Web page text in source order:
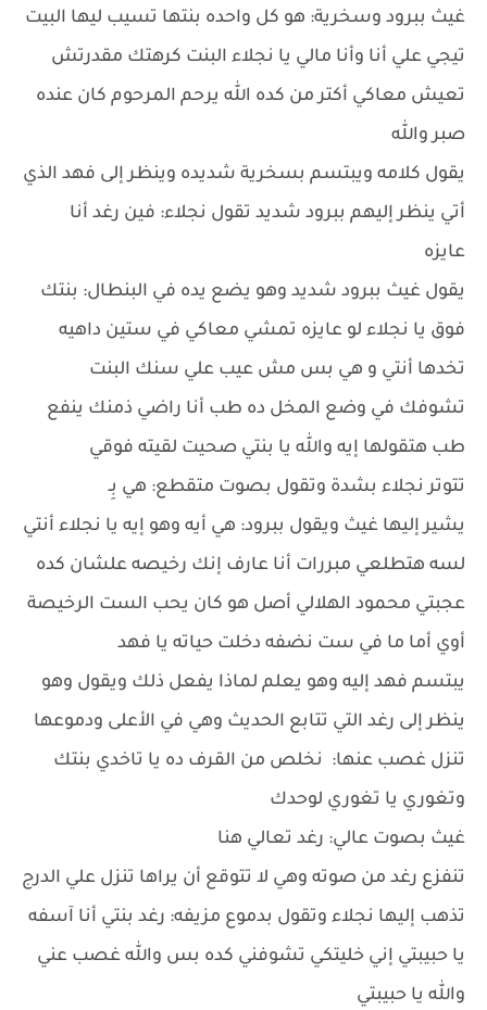
غيث ببرود وسخرية: هو كل واحده بنتها تسيب ليها البيت
تيجي علي أنا وأنا مالي يا نجلاء البنت كرهتك مقدرتش
تعيش معاكي أكتر من كده الله يرحم المرحوم كان عنده
صبر والله
يقول كلامه ويبتسم بسخرية شديده وينظر إلى فهد الذي
أتي ينظر إليهم ببرود شديد تقول نجلاء: فين رغد أنا
عايزه
يقول غيث ببرود شديد وهو يضع يده في البنطال: بنتك
فوق يا نجلاء لو عايزه تمشي معاكي في ستين داهيه
تخدها أنتي و هي بس مش عيب علي سنك البنت
تشوفك في وضع المخل ده طب أنا راضي ذمنك ينفع
طب هتقولها إيه والله يا بنتي صحيت لقيته فوقي
تتوتر نجلاء بشدة وتقول بصوت متقطع: هي بِـ
يشير إليها غيث ويقول ببرود: هي أيه وهو إيه يا نجلاء أنتي
لسه هتطلعي مبررات أنا عارف إنك رخيصه علشان كده
عجبتي محمود الهلالي أصل هو كان يحب الست الرخيصة
أوي أما ما في ست نضفه دخلت حياته يا فهد
يبتسم فهد إليه وهو يعلم لماذا يفعل ذلك ويقول وهو
ينظر إلى رغد التي تتابع الحديث وهي في الأعلى ودموعها
تنزل غصب عنها: نخلص من القرف ده يا تاخدي بنتك
وتغوري يا تغوري لوحدك
غيث بصوت عالي: رغد تعالي هنا
تنفزع رغد من صوته وهي لا تتوقع أن يراها تنزل علي الدرج
تذهب إليها نجلاء وتقول بدموع مزيفه: رغد بنتي أنا آسفه
يا حبيبتي إني خليتكي تشوفني كده بس والله غصب عني
والله يا حبيبتي